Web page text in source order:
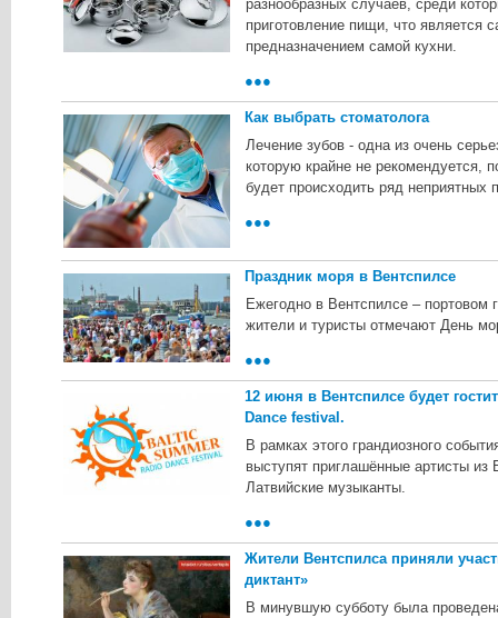
разнообразных случаев, среди
приготовление пищи, что является
предназначением самой кухни.
●●●
Как выбрать стоматолога
Лечение зубов - одна из очень
которую крайне не рекомендуется,
будет происходить ряд неприятных
●●●
Праздник моря в Вентспилсе
Ежегодно в Вентспилсе – портовом
жители и туристы отмечают День
●●●
12 июня в Вентспилсе будет
Dance festival.
В рамках этого грандиозного
выступят приглашённые артисты
Латвийские музыканты.
●●●
Жители Вентспилса приняли
диктант»
В минувшую субботу была